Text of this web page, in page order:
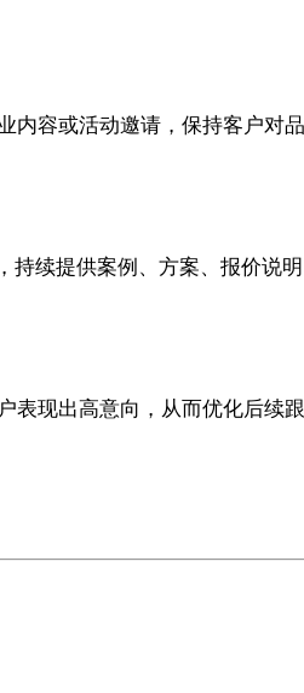
内容或活动邀请，保持客户对
持续提供案例、方案、报价说
现出高意向，从而优化后续跟